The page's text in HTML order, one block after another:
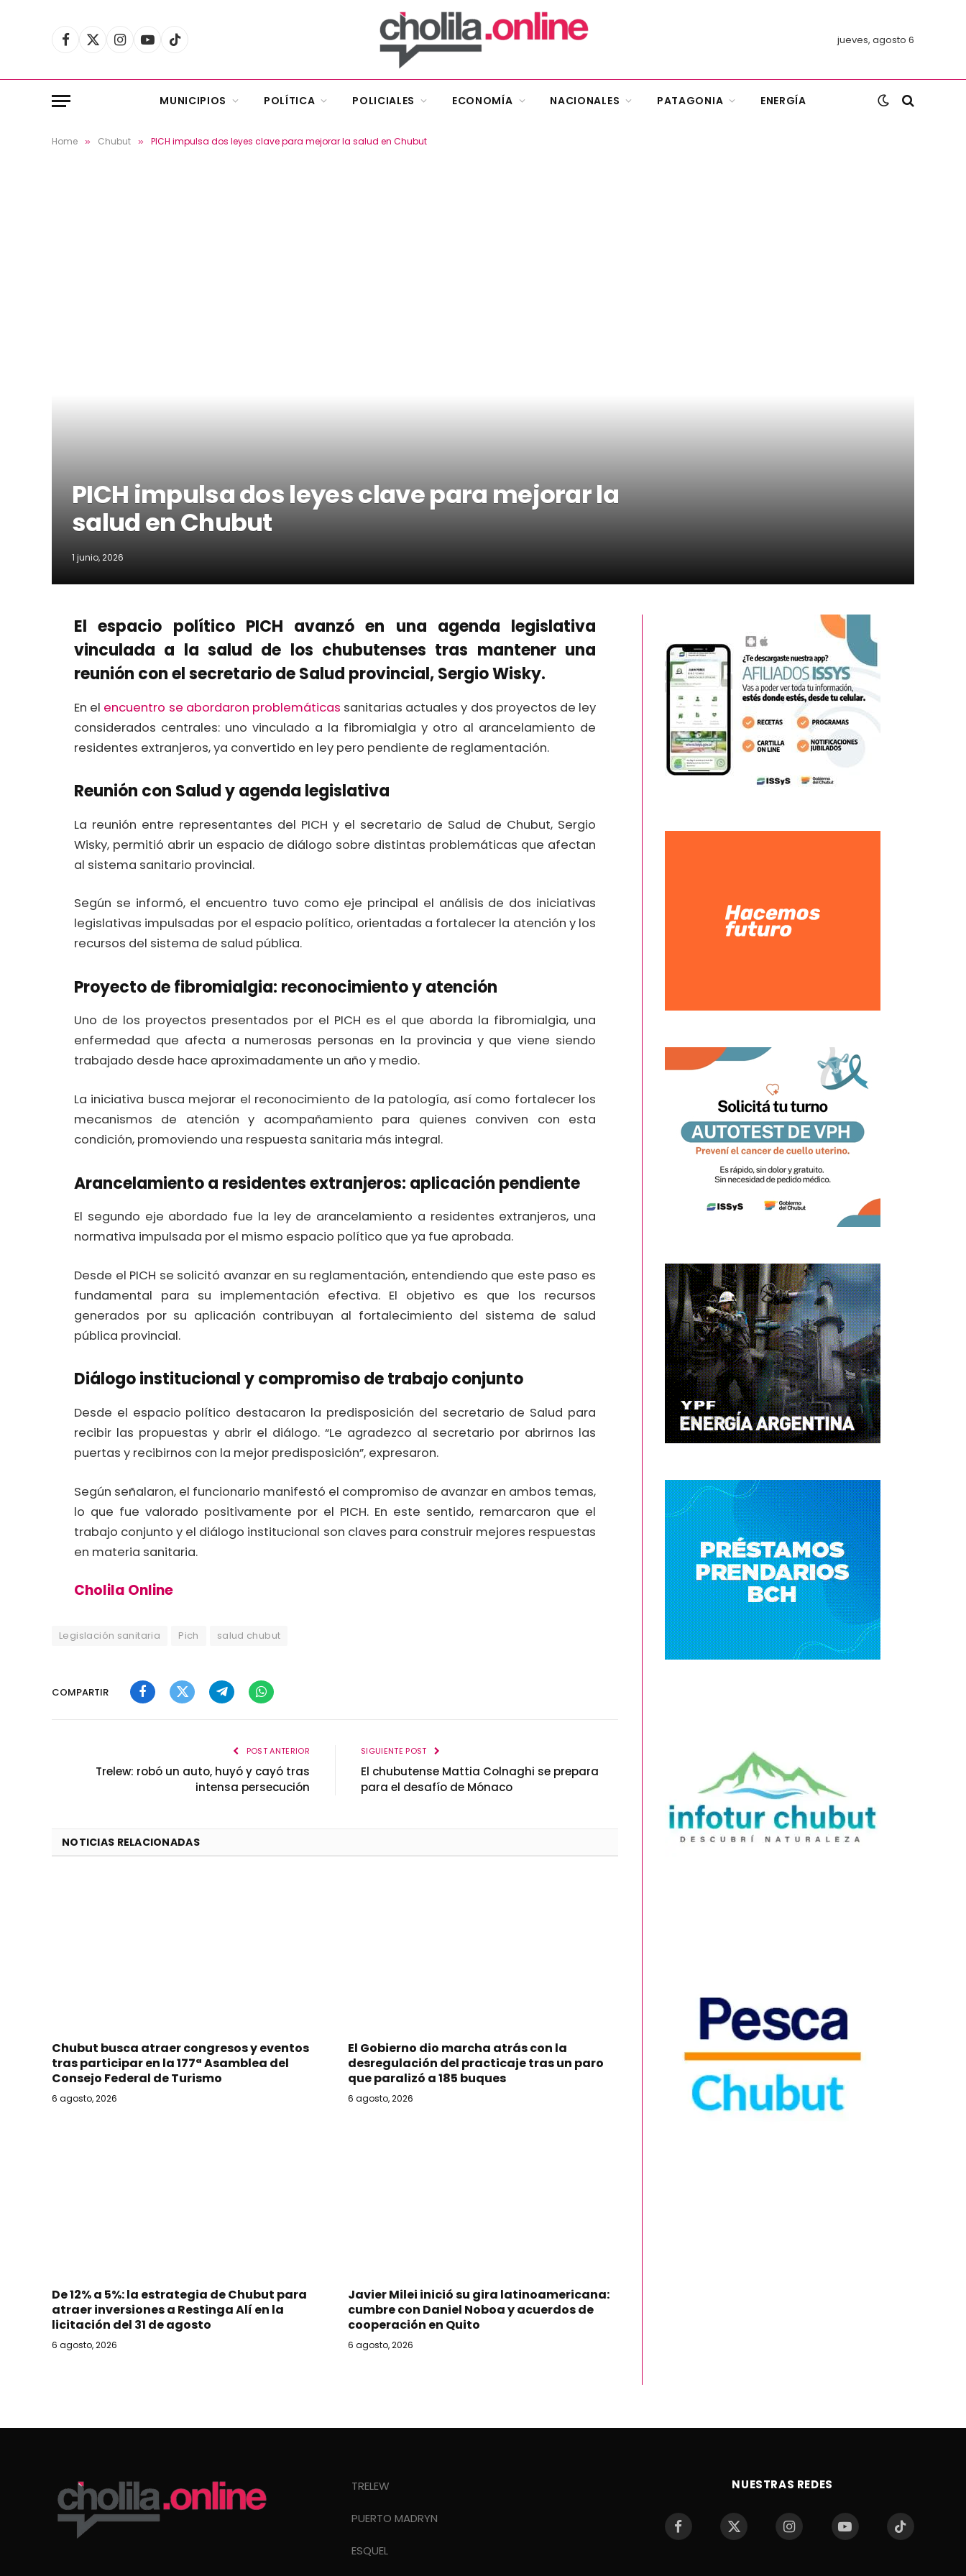
Facebook
X
Instagram
YouTubeTikTok jueves, agosto 6
MUNICIPIOS POLÍTICA POLICIALES ECONOMÍA NACIONALES PATAGONIA ENERGÍA
Home » Chubut » PICH impulsa dos leyes clave para mejorar la salud en Chubut
PICH impulsa dos leyes clave para mejorar la
salud en Chubut
1 junio, 2026
El espacio político PICH avanzó en una agenda legislativa
vinculada a la salud de los chubutenses tras mantener una
reunión con el secretario de Salud provincial, Sergio Wisky.
En el encuentro se abordaron problemáticas sanitarias actuales y dos proyectos de ley
considerados centrales: uno vinculado a la fibromialgia y otro al arancelamiento de
residentes extranjeros, ya convertido en ley pero pendiente de reglamentación.
Reunión con Salud y agenda legislativa
La reunión entre representantes del PICH y el secretario de Salud de Chubut, Sergio
Wisky, permitió abrir un espacio de diálogo sobre distintas problemáticas que afectan
al sistema sanitario provincial.
Según se informó, el encuentro tuvo como eje principal el análisis de dos iniciativas
legislativas impulsadas por el espacio político, orientadas a fortalecer la atención y los
recursos del sistema de salud pública.
Proyecto de fibromialgia: reconocimiento y atención
Uno de los proyectos presentados por el PICH es el que aborda la fibromialgia, una
enfermedad que afecta a numerosas personas en la provincia y que viene siendo
trabajado desde hace aproximadamente un año y medio.
La iniciativa busca mejorar el reconocimiento de la patología, así como fortalecer los
mecanismos de atención y acompañamiento para quienes conviven con esta
condición, promoviendo una respuesta sanitaria más integral.
Arancelamiento a residentes extranjeros: aplicación pendiente
El segundo eje abordado fue la ley de arancelamiento a residentes extranjeros, una
normativa impulsada por el mismo espacio político que ya fue aprobada.
Desde el PICH se solicitó avanzar en su reglamentación, entendiendo que este paso es
fundamental para su implementación efectiva. El objetivo es que los recursos
generados por su aplicación contribuyan al fortalecimiento del sistema de salud
pública provincial.
Diálogo institucional y compromiso de trabajo conjunto
Desde el espacio político destacaron la predisposición del secretario de Salud para
recibir las propuestas y abrir el diálogo. “Le agradezco al secretario por abrirnos las
puertas y recibirnos con la mejor predisposición”, expresaron.
Según señalaron, el funcionario manifestó el compromiso de avanzar en ambos temas,
lo que fue valorado positivamente por el PICH. En este sentido, remarcaron que el
trabajo conjunto y el diálogo institucional son claves para construir mejores respuestas
en materia sanitaria.
Cholila Online
Legislación sanitaria Pich salud chubut
COMPARTIR
FacebookTwitterTelegramWhatsApp
POST ANTERIOR
Trelew: robó un auto, huyó y cayó tras
intensa persecución
SIGUIENTE POST
El chubutense Mattia Colnaghi se prepara
para el desafío de Mónaco
NOTICIAS RELACIONADAS
Chubut busca atraer congresos y eventos
tras participar en la 177ª Asamblea del
Consejo Federal de Turismo
6 agosto, 2026
El Gobierno dio marcha atrás con la
desregulación del practicaje tras un paro
que paralizó a 185 buques
6 agosto, 2026
De 12% a 5%: la estrategia de Chubut para
atraer inversiones a Restinga Alí en la
licitación del 31 de agosto
6 agosto, 2026
Javier Milei inició su gira latinoamericana:
cumbre con Daniel Noboa y acuerdos de
cooperación en Quito
6 agosto, 2026
TRELEW
PUERTO MADRYN
ESQUEL
NUESTRAS REDES
Facebook X
InstagramYouTube TikTok